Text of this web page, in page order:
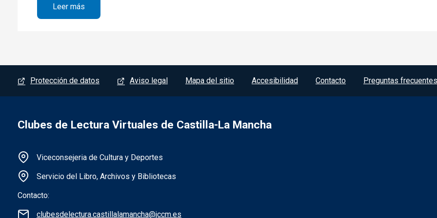
Leer más
Menú del pie
Protección de datos Aviso legal Mapa del sitio Accesibilidad Contacto Preguntas frecuentes
Clubes de Lectura Virtuales de Castilla-La Mancha
Información de la institución
Viceconsejeria de Cultura y Deportes
Servicio del Libro, Archivos y Bibliotecas
Contacto:
clubesdelectura.castillalamancha@jccm.es